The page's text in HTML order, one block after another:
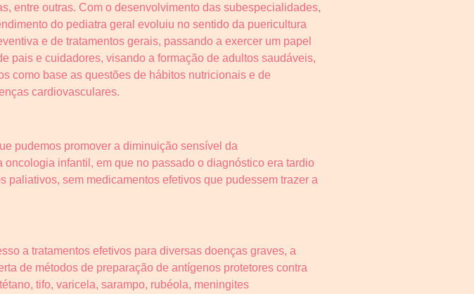
entre outras. Com o desenvolvimento das subespecialidades,
do pediatra geral evoluiu no sentido da puericultura
e de tratamentos gerais, passando a exercer um papel
pais e cuidadores, visando a formação de adultos saudáveis,
como base as questões de hábitos nutricionais e de
cardiovasculares.
pudemos promover a diminuição sensível da
infantil, em que no passado o diagnóstico era tardio
sem medicamentos efetivos que pudessem trazer a
a tratamentos efetivos para diversas doenças graves, a
de métodos de preparação de antígenos protetores contra
tifo, varicela, sarampo, rubéola, meningites